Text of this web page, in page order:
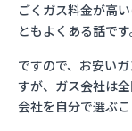
ごくガス料金が高
ともよくある話です
ですので、お安い
すが、ガス会社は
会社を自分で選ぶこ